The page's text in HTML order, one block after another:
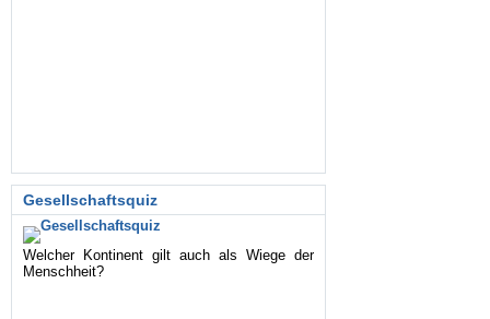
Gesellschaftsquiz
Welcher Kontinent gilt auch als Wiege der
Menschheit?